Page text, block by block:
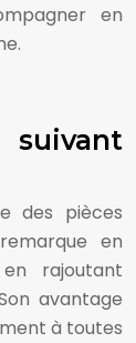
en
suivant
des pièces
en
rajoutant
avantage
à toutes